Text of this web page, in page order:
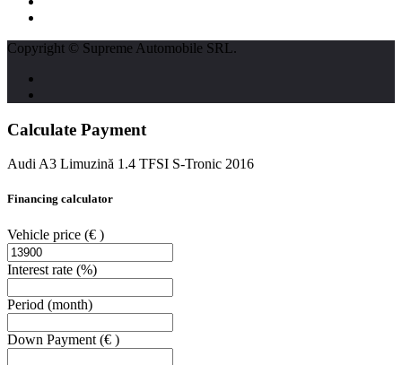
Copyright © Supreme Automobile SRL.
Calculate Payment
Audi A3 Limuzină 1.4 TFSI S-Tronic 2016
Financing calculator
Vehicle price (€ )
Interest rate (%)
Period (month)
Down Payment (€ )